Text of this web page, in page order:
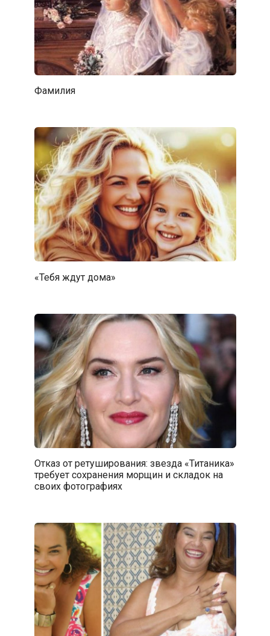
Фамилия
«Тебя ждут дома»
Отказ от ретуширования: звезда «Титаника»
требует сохранения морщин и складок на
своих фотографиях